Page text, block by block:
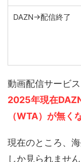
DAZN→配信終了
動画配信サービ
2025年現在
（WTA）が無く
現在のところ、
しか見られません